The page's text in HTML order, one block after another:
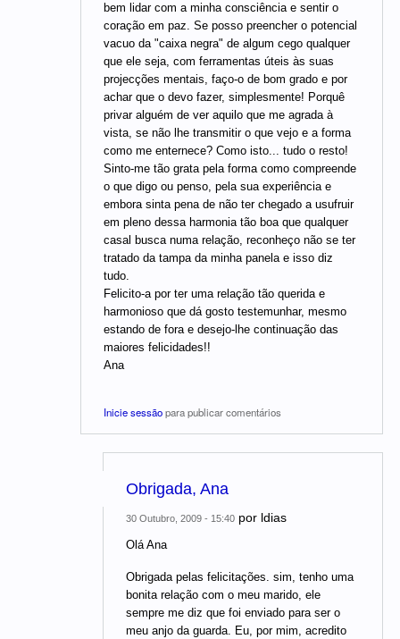
bem lidar com a minha consciência e sentir o
coração em paz. Se posso preencher o potencial
vacuo da "caixa negra" de algum cego qualquer
que ele seja, com ferramentas úteis às suas
projecções mentais, faço-o de bom grado e por
achar que o devo fazer, simplesmente! Porquê
privar alguém de ver aquilo que me agrada à
vista, se não lhe transmitir o que vejo e a forma
como me enternece? Como isto... tudo o resto!
Sinto-me tão grata pela forma como compreende
o que digo ou penso, pela sua experiência e
embora sinta pena de não ter chegado a usufruir
em pleno dessa harmonia tão boa que qualquer
casal busca numa relação, reconheço não se ter
tratado da tampa da minha panela e isso diz
tudo.
Felicito-a por ter uma relação tão querida e
harmonioso que dá gosto testemunhar, mesmo
estando de fora e desejo-lhe continuação das
maiores felicidades!!
Ana
Inicie sessãopara publicar comentários
Obrigada, Ana
30 Outubro, 2009 - 15:40 por ldias
Olá Ana
Obrigada pelas felicitações. sim, tenho uma
bonita relação com o meu marido, ele
sempre me diz que foi enviado para ser o
meu anjo da guarda. Eu, por mim, acredito